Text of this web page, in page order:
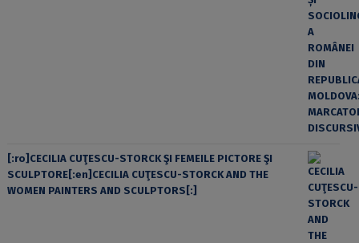
[:ro]CECILIA CUŢESCU-STORCK ŞI FEMEILE PICTORE ŞI
SCULPTORE[:en]CECILIA CUŢESCU-STORCK AND THE
WOMEN PAINTERS AND SCULPTORS[:]